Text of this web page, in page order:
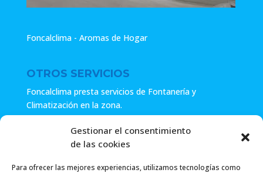
Gestionar el consentimiento
de las cookies
Para ofrecer las mejores experiencias, utilizamos tecnologías como
Foncalclima - Aromas de Hogar
OTROS SERVICIOS
Foncalclima presta servicios de Fontanería y
Climatización en la zona.
Especialistas en sistemas de Osmosis.
Pide presupuesto sin compromiso o llámanos y haz tu
consulta.